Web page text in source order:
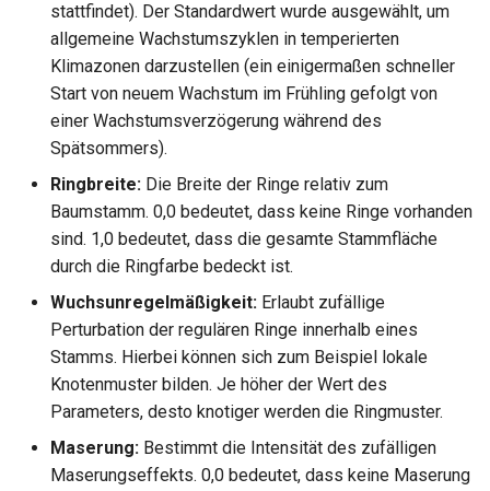
stattfindet). Der Standardwert wurde ausgewählt, um
allgemeine Wachstumszyklen in temperierten
Klimazonen darzustellen (ein einigermaßen schneller
Start von neuem Wachstum im Frühling gefolgt von
einer Wachstumsverzögerung während des
Spätsommers).
Ringbreite: Die Breite der Ringe relativ zum
Baumstamm. 0,0 bedeutet, dass keine Ringe vorhanden
sind. 1,0 bedeutet, dass die gesamte Stammfläche
durch die Ringfarbe bedeckt ist.
Wuchsunregelmäßigkeit: Erlaubt zufällige
Perturbation der regulären Ringe innerhalb eines
Stamms. Hierbei können sich zum Beispiel lokale
Knotenmuster bilden. Je höher der Wert des
Parameters, desto knotiger werden die Ringmuster.
Maserung: Bestimmt die Intensität des zufälligen
Maserungseffekts. 0,0 bedeutet, dass keine Maserung